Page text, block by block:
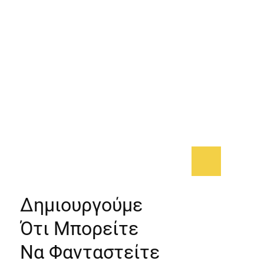
Δημιουργούμε
Ότι Μπορείτε
Να Φανταστείτε